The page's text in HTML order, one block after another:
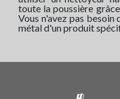
toute la poussière
Vous n'avez pas
métal d'un produit